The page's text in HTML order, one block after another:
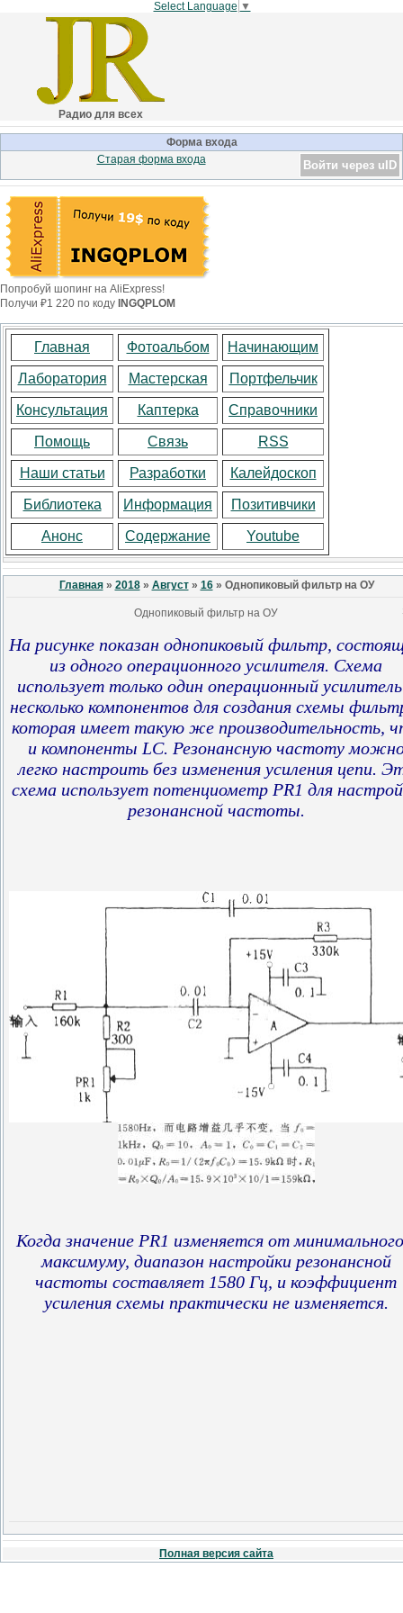
Select Language ▼
Радио для всех
Форма входа
Войти через uID
Старая форма входа
Попробуй шопинг на AliExpress!
Получи ₽1 220 по коду INGQPLOM
Главная Фотоальбом Начинающим
Лаборатория Мастерская Портфельчик
Консультация Каптерка Справочники
Помощь Связь RSS
Наши статьи Разработки Калейдоскоп
Библиотека Информация Позитивчики
Анонс Содержание Youtube
Главная» 2018 » Август » 16» Однопиковый фильтр на ОУ
Однопиковый фильтр на ОУ
На рисунке показан однопиковый фильтр,
из одного операционного усилителя. Схема
использует только один операционный
несколько компонентов для создания схемы
которая имеет такую ​​же производительность,
и компоненты LC. Резонансную частоту
легко настроить без изменения усиления цепи.
схема использует потенциометр PR1 для
резонансной частоты.
Когда значение PR1 изменяется от
максимуму, диапазон настройки резонансной
частоты составляет 1580 Гц, и коэффициент
усиления схемы практически не изменяется.
Полная версия сайта